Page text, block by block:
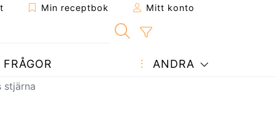
Min receptbok Mitt konto
FRÅGOR ANDRA
stjärna